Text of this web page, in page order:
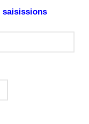
saisissions